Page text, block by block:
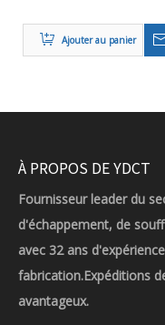
systèmes
Ajouter au panier
À PROPOS DE YDCT
Fournisseur leader du
d'échappement, de
avec 32 ans
fabrication.Expéditions
avantageux.